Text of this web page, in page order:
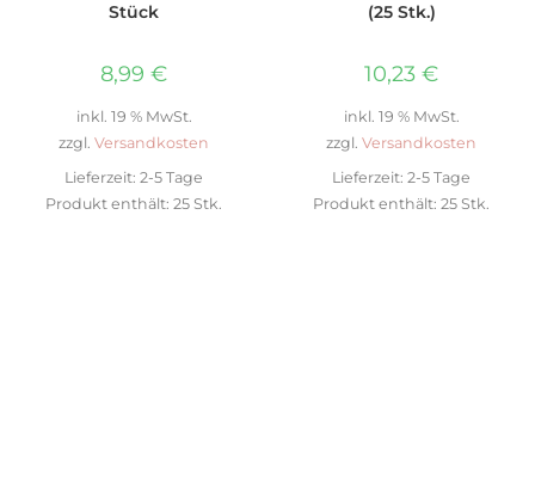
Stück
8,99 €
inkl. 19 % MwSt.
zzgl. Versandkosten
Lieferzeit: 2-5 Tage
Produkt enthält: 25 Stk.
(25 Stk.)
10,23 €
inkl. 19 % MwSt.
zzgl. Versandkosten
Lieferzeit: 2-5 Tage
Produkt enthält: 25 Stk.